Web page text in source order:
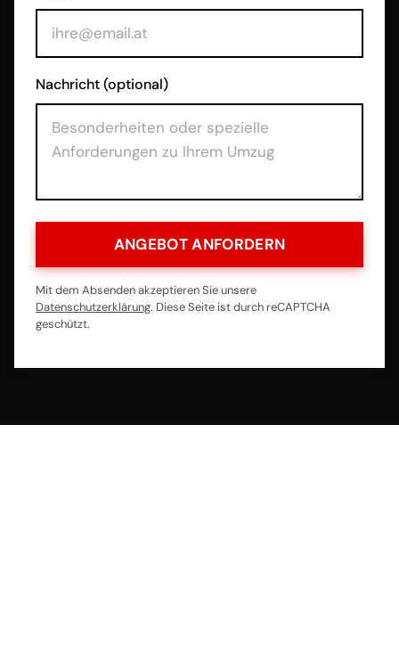
Nachricht (optional)
ANGEBOT ANFORDERN
Mit dem Absenden akzeptieren Sie unsere
Datenschutzerklärung. Diese Seite ist durch reCAPTCHA
geschützt.